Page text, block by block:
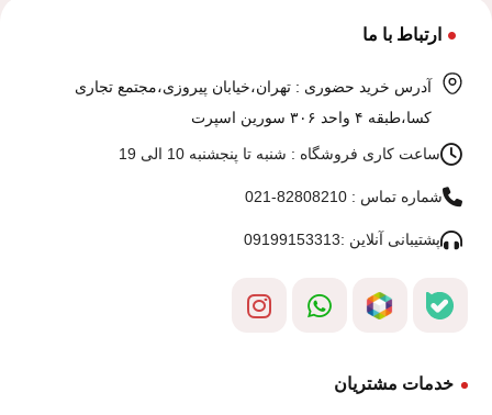
ارتباط با ما
آدرس خرید حضوری : تهران،خیابان پیروزی،مجتمع تجاری
کسا،طبقه ۴ واحد ۳۰۶ سورین اسپرت
ساعت کاری فروشگاه : شنبه تا پنجشنبه 10 الی 19
شماره تماس : 82808210-021
پشتیبانی آنلاین :09199153313
خدمات مشتریان